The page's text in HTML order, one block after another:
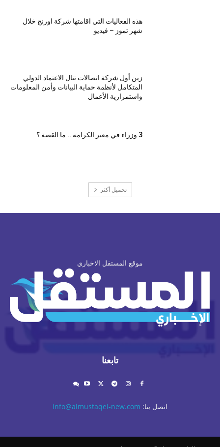
هذه الفعاليات التي اقامتها شركة اورنج خلال
شهر تموز – فيديو
زين أول شركة اتصالات تنال الاعتماد الدولي
المتكامل لأنظمة حماية البيانات وأمن المعلومات
واستمرارية الأعمال
3 وزراء في معبر الكرامة .. ما القصة ؟
تحميل أكثر
موقع المستقل الاخباري
تابعنا
اتصل بنا: info@almustaqel-new.com